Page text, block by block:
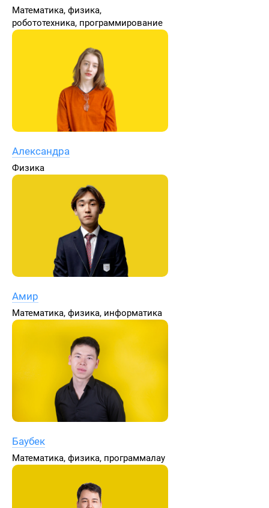
Математика, физика,
робототехника, программирование
Александра
Физика
Амир
Математика, физика, информатика
Баубек
Математика, физика, программалау